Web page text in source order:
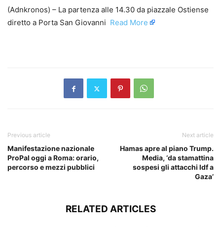
(Adnkronos) – La partenza alle 14.30 da piazzale Ostiense
diretto a Porta San Giovanni ​ Read More
Previous article
Manifestazione nazionale
ProPal oggi a Roma: orario,
percorso e mezzi pubblici
Next article
Hamas apre al piano Trump.
Media, ‘da stamattina
sospesi gli attacchi Idf a
Gaza’
RELATED ARTICLES